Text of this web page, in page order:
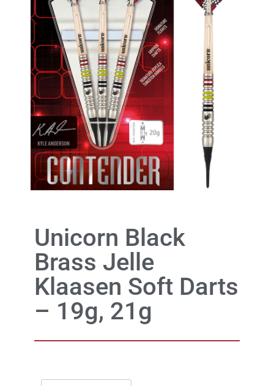
Unicorn Black
Brass Jelle
Klaasen Soft Darts
– 19g, 21g